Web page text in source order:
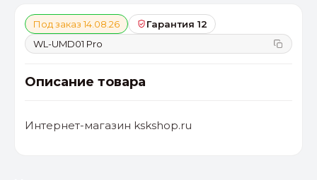
Под заказ 14.08.26
Гарантия 12
WL-UMD01 Pro
Описание товара
Интернет-магазин kskshop.ru